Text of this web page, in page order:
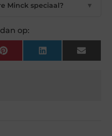
Minck speciaal? ▼
op:
Pinterest LinkedIn Email